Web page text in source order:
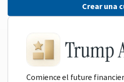
Crear una
Comience el future